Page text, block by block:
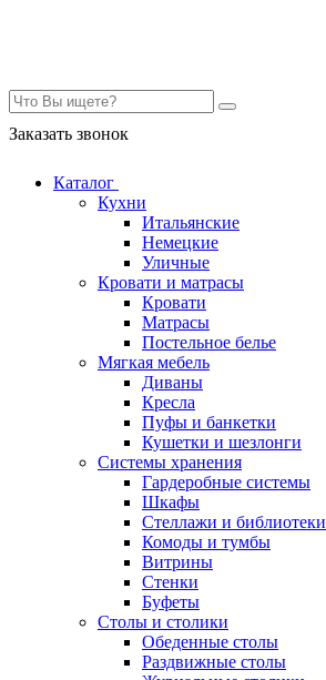
Заказать звонок
Каталог
Кухни
Итальянские
Немецкие
Уличные
Кровати и матрасы
Кровати
Матрасы
Постельное белье
Мягкая мебель
Диваны
Кресла
Пуфы и банкетки
Кушетки и шезлонги
Системы хранения
Гардеробные системы
Шкафы
Стеллажи и библиотеки
Комоды и тумбы
Витрины
Стенки
Буфеты
Столы и столики
Обеденные столы
Раздвижные столы